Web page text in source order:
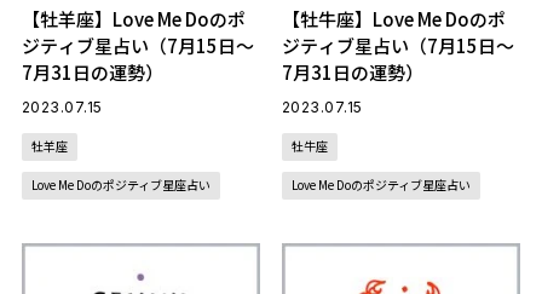
【牡羊座】Love Me Doのポ
ジティブ星占い（7月15日～
7月31日の運勢）
2023.07.15
牡羊座
Love Me Doのポジティブ星座占い
【牡牛座】Love Me Doのポ
ジティブ星占い（7月15日～
7月31日の運勢）
2023.07.15
牡牛座
Love Me Doのポジティブ星座占い